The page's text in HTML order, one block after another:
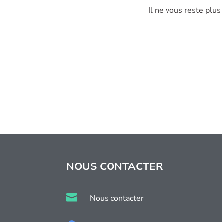
Il ne vous reste plus
NOUS CONTACTER
 Nous contacter